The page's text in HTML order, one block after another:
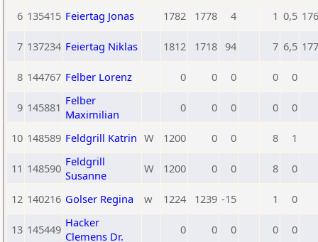
6 135415 Feiertag Jonas 1782 1778 4 1 0,5
7 137234 Feiertag Niklas 1812 1718 94 7 6,5
8 144767 Felber Lorenz 0 0 0 0 0
9 145881 Felber
Maximilian
0 0 0 0 0
10 148589 Feldgrill Katrin W 1200 0 0 8 1
11 148590 Feldgrill
Susanne
W 1200 0 0 8 0
12 140216 Golser Regina w 1224 1239 -15 1 0
13 145449 Hacker
Clemens Dr.
0 0 0 0 0